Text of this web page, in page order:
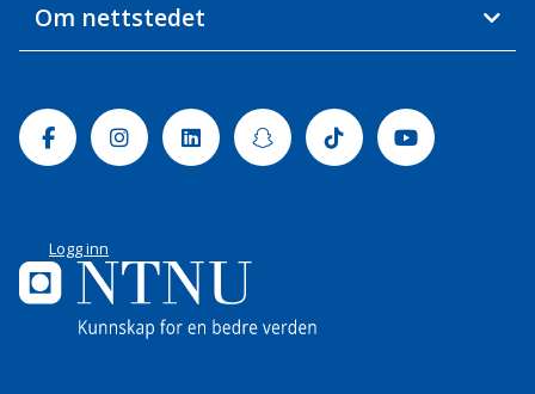
Om nettstedet
FacebookInstagramLinkedinSnapchatTiktok Youtube
Logg inn